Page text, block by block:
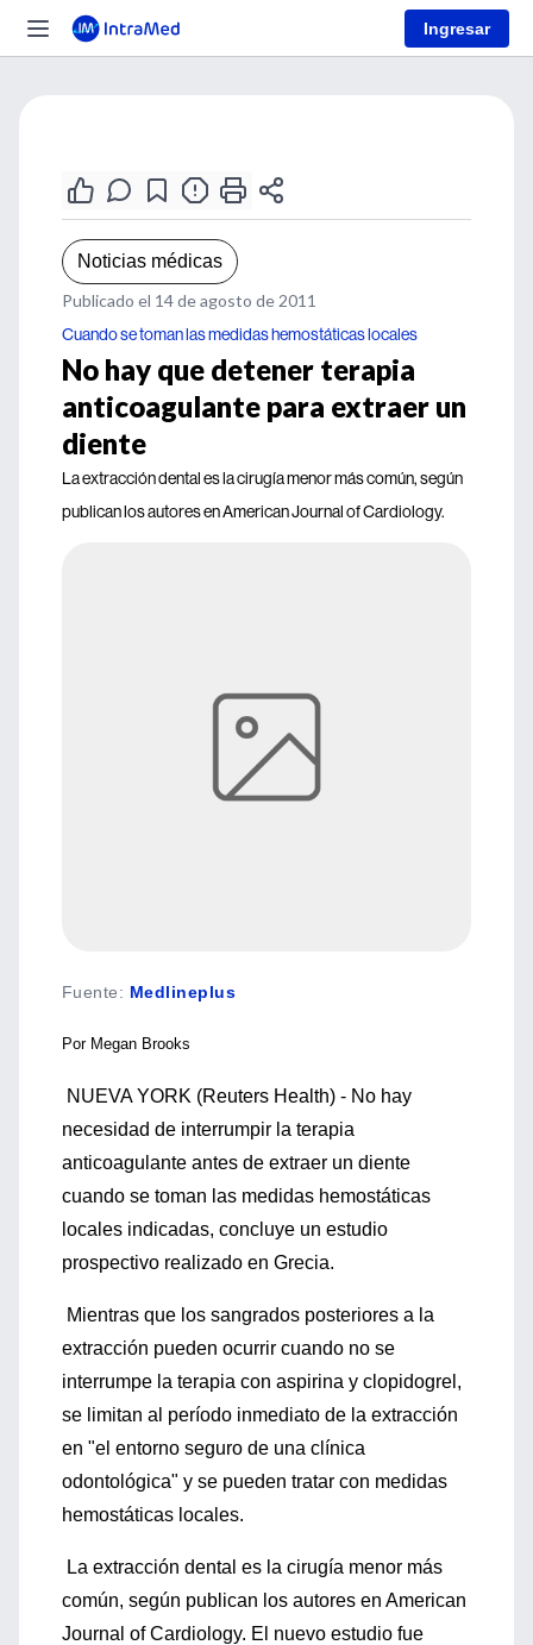
Ingresar
Noticias médicas
Publicado el 14 de agosto de 2011
Cuando se toman las medidas hemostáticas locales
No hay que detener terapia
anticoagulante para extraer un
diente
La extracción dental es la cirugía menor más común, según
publican los autores en American Journal of Cardiology.
Fuente: Medlineplus
Por Megan Brooks
NUEVA YORK (Reuters Health) - No hay
necesidad de interrumpir la terapia
anticoagulante antes de extraer un diente
cuando se toman las medidas hemostáticas
locales indicadas, concluye un estudio
prospectivo realizado en Grecia.
Mientras que los sangrados posteriores a la
extracción pueden ocurrir cuando no se
interrumpe la terapia con aspirina y clopidogrel,
se limitan al período inmediato de la extracción
en "el entorno seguro de una clínica
odontológica" y se pueden tratar con medidas
hemostáticas locales.
La extracción dental es la cirugía menor más
común, según publican los autores en American
Journal of Cardiology. El nuevo estudio fue